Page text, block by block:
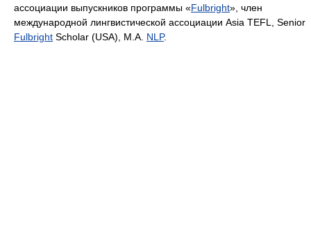
ассоциации выпускников программы «Fulbright», член
международной лингвистической ассоциации Asia TEFL, Senior
Fulbright Scholar (USA), M.A. NLP.